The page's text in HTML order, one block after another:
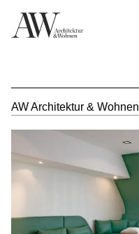
AW Architektur & Wohnen